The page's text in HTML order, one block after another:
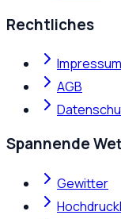
Rechtliches
Impressum
AGB
Spannende
Gewitter